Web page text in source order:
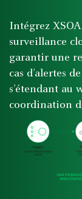
Intégrez
surveillance
garantir une
cas d’alertes
s’étendant au
coordination